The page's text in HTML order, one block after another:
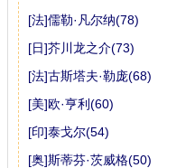
[法]儒勒·凡尔纳(78)
[日]芥川龙之介(73)
[法]古斯塔夫·勒庞(68)
[美]欧·亨利(60)
[印]泰戈尔(54)
[奥]斯蒂芬·茨威格(50)